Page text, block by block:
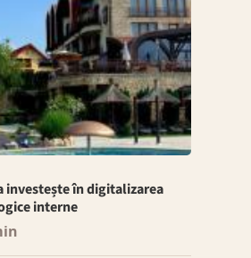
investește în digitalizarea
interne